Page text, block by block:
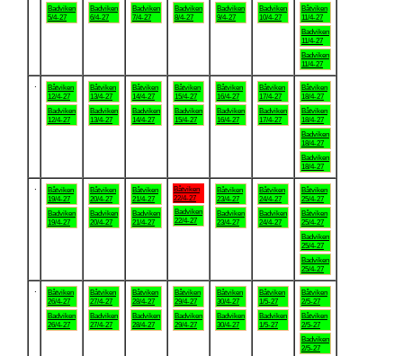
Badviken
5/4-27
Badviken
6/4-27
Badviken
7/4-27
Badviken
8/4-27
Badviken
9/4-27
Badviken
10/4-27
Båtviken
11/4-27
Badviken
11/4-27
Badviken
11/4-27
Båtviken
12/4-27
Badviken
12/4-27
Båtviken
13/4-27
Badviken
13/4-27
Båtviken
14/4-27
Badviken
14/4-27
Båtviken
15/4-27
Badviken
15/4-27
Båtviken
16/4-27
Badviken
16/4-27
Båtviken
17/4-27
Badviken
17/4-27
Båtviken
18/4-27
Båtviken
18/4-27
Badviken
18/4-27
Badviken
18/4-27
Båtviken
19/4-27
Badviken
19/4-27
Båtviken
20/4-27
Badviken
20/4-27
Båtviken
21/4-27
Badviken
21/4-27
Båtviken
22/4-27
Badviken
22/4-27
Båtviken
23/4-27
Badviken
23/4-27
Båtviken
24/4-27
Badviken
24/4-27
Båtviken
25/4-27
Båtviken
25/4-27
Badviken
25/4-27
Badviken
25/4-27
Båtviken
26/4-27
Badviken
26/4-27
Båtviken
27/4-27
Badviken
27/4-27
Båtviken
28/4-27
Badviken
28/4-27
Båtviken
29/4-27
Badviken
29/4-27
Båtviken
30/4-27
Badviken
30/4-27
Båtviken
1/5-27
Badviken
1/5-27
Båtviken
2/5-27
Båtviken
2/5-27
Badviken
2/5-27